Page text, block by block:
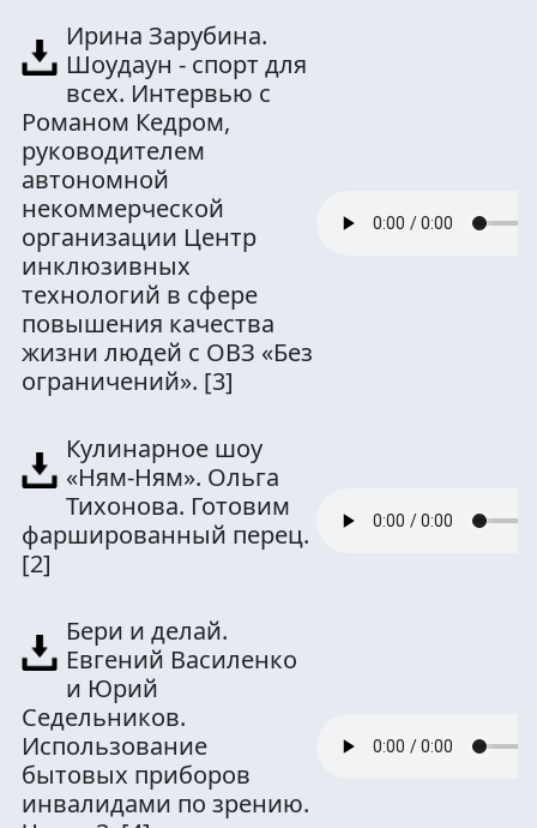
Ирина Зарубина.
Шоудаун - спорт для
всех. Интервью с
Романом Кедром,
руководителем
автономной
некоммерческой
организации Центр
инклюзивных
технологий в сфере
повышения качества
жизни людей с ОВЗ «Без
ограничений». [3]
Кулинарное шоу
«Ням-Ням». Ольга
Тихонова. Готовим
фаршированный перец.
[2]
Бери и делай.
Евгений Василенко
и Юрий
Седельников.
Использование
бытовых приборов
инвалидами по зрению.